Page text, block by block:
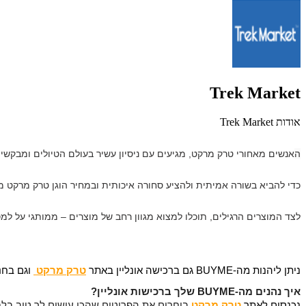
Trek Market
אודות Trek Market
האנשים מאחורי טרק מרקט, מגיעים עם ניסיון עשיר בעולם הטיולים
כדי להביא בשורה אמיתית ולהציע סחורה איכותית ובמחיר הוגן טרק
לצד המוצרים הרגילים, תוכלו למצוא מגוון רחב של מוצרים – ממותגי על
ניתן ליהנות מה-BUYME גם ברכישה אונליין באתר טרק מרקט
וגם
איך נהנים מה-BUYME שלך ברכישות אונליין?